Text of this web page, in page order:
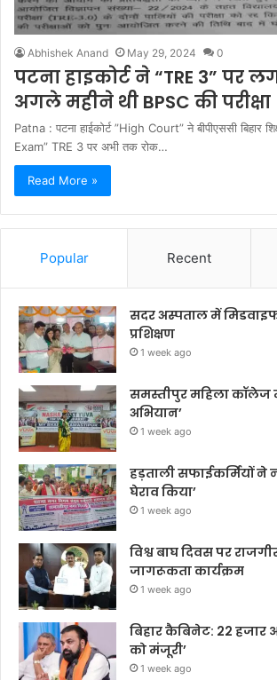
Abhishek Anand May 29, 2024 0
पटना हाइकोर्ट ने “TRE 3” पर
अगले महीने थी BPSC की परीक्षा
Patna : पटना हाईकोर्ट ”High Court” ने बीपीएससी बिहार
Exam” TRE 3 पर अभी तक रोक…
Read More »
Popular Recent
सदर अस्पताल में
प्रशिक्षण
1 week ago
समस्तीपुर महिला कॉलेज
अभियान’
1 week ago
हड़ताली सफाईकर्मियों
घेराव किया’
1 week ago
विश्व बाघ दिवस पर
जागरूकता कार्यक्रम
1 week ago
बिहार कैबिनेट: 22 हजार
को मंजूरी’
1 week ago